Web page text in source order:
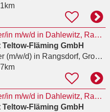
Rettungssanitäter/in m/w/d in Dahlewitz, Rangsdorf und Zossen gesucht
Fläming GmbH
(m/w/d)in Rangsdorf, Groß Machnow
Rettungssanitäter/in m/w/d in Dahlewitz, Rangsdorf und Zossen gesucht
Fläming GmbH